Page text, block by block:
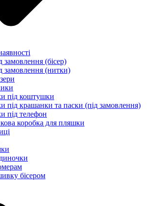
замовлення (бісер)
замовлення (нитки)
під коштушки
під крашанки та паски (під замовлення)
під телефон
коробка для пляшки
бісером